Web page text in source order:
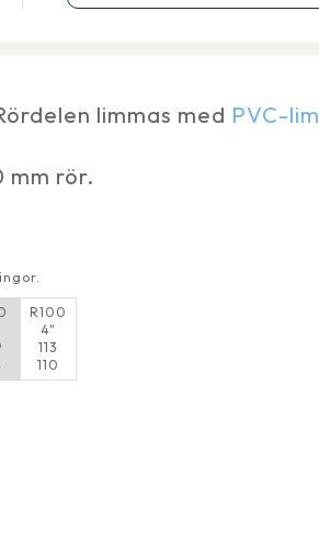
limmas med PVC-lim
mm rör.
R100
4"
113
110